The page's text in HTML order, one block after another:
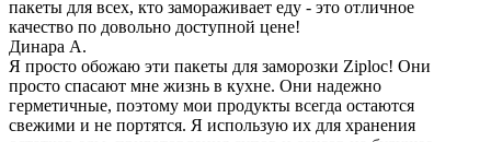
пакеты для всех, кто замораживает еду - это отличное
качество по довольно доступной цене!
Динара А.
Я просто обожаю эти пакеты для заморозки Ziploc! Они
просто спасают мне жизнь в кухне. Они надежно
герметичные, поэтому мои продукты всегда остаются
свежими и не портятся. Я использую их для хранения